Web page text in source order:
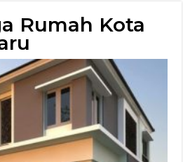
Rumah Kota